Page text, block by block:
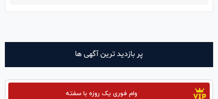
پر بازدید ترین آگهی ها
وام فوری یک روزه با سفته